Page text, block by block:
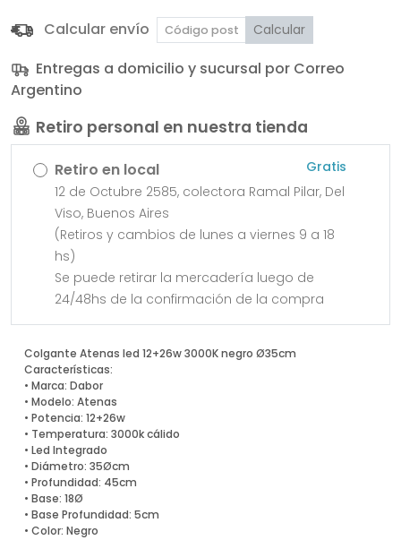
Calcular envío Calcular
Entregas a domicilio y sucursal por Correo
Argentino
Retiro personal en nuestra tienda
Gratis
Retiro en local
12 de Octubre 2585, colectora Ramal Pilar, Del
Viso, Buenos Aires
(Retiros y cambios de lunes a viernes 9 a 18
hs)
Se puede retirar la mercadería luego de
24/48hs de la confirmación de la compra
Colgante Atenas led 12+26w 3000K negro Ø35cm
Características:
• Marca: Dabor
• Modelo: Atenas
• Potencia: 12+26w
• Temperatura: 3000k cálido
• Led Integrado
• Diámetro: 35Øcm
• Profundidad: 45cm
• Base: 18Ø
• Base Profundidad: 5cm
• Color: Negro